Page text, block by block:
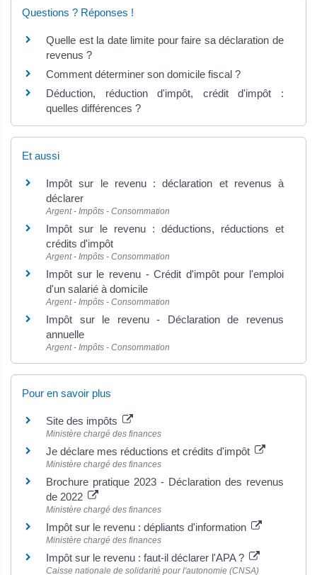
Questions ? Réponses !
Quelle est la date limite pour faire sa déclaration de
revenus ?
Comment déterminer son domicile fiscal ?
Déduction, réduction d'impôt, crédit d'impôt :
quelles différences ?
Et aussi
Impôt sur le revenu : déclaration et revenus à
déclarer
Argent - Impôts - Consommation
Impôt sur le revenu : déductions, réductions et
crédits d'impôt
Argent - Impôts - Consommation
Impôt sur le revenu - Crédit d'impôt pour l'emploi
d'un salarié à domicile
Argent - Impôts - Consommation
Impôt sur le revenu - Déclaration de revenus
annuelle
Argent - Impôts - Consommation
Pour en savoir plus
Site des impôts
Ministère chargé des finances
Je déclare mes réductions et crédits d'impôt
Ministère chargé des finances
Brochure pratique 2023 - Déclaration des revenus
de 2022
Ministère chargé des finances
Impôt sur le revenu : dépliants d'information
Ministère chargé des finances
Impôt sur le revenu : faut-il déclarer l'APA ?
Caisse nationale de solidarité pour l'autonomie (CNSA)